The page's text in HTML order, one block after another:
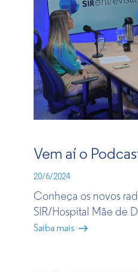
Vem aí o
20/6/2024
Conheça os novos
SIR/Hospital Mãe de
Saiba mais